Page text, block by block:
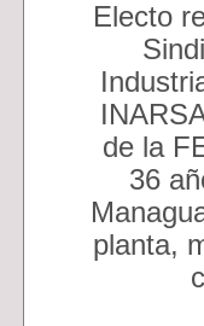
Electo
de la
36
planta,